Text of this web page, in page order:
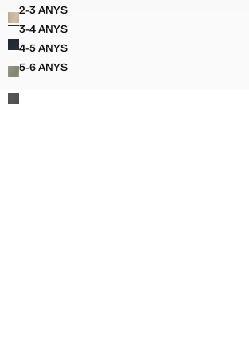
2-3 ANYSPANTALONS XINESOS COTÓ
3-4 ANYSPANTALONS XINESOS COTÓ
4-5 ANYSPANTALONS XINESOS COTÓ
5-6 ANYSPANTALONS XINESOS COTÓ
Colors